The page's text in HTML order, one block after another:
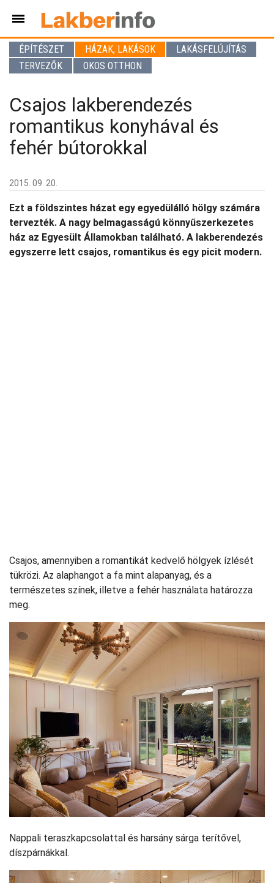
ÉPÍTÉSZET HÁZAK, LAKÁSOK
LAKÁSFELÚJÍTÁS
TERVEZŐK
OKOS OTTHON
Csajos lakberendezés
romantikus konyhával és
fehér bútorokkal
2015. 09. 20.
Ezt a földszintes házat egy egyedülálló hölgy számára
tervezték. A nagy belmagasságú könnyűszerkezetes
ház az Egyesült Államokban található. A lakberendezés
egyszerre lett csajos, romantikus és egy picit modern.
Csajos, amennyiben a romantikát kedvelő hölgyek ízlését
tükrözi. Az alaphangot a fa mint alapanyag, és a
természetes színek, illetve a fehér használata határozza
meg.
Nappali teraszkapcsolattal és harsány sárga terítővel,
díszpárnákkal.